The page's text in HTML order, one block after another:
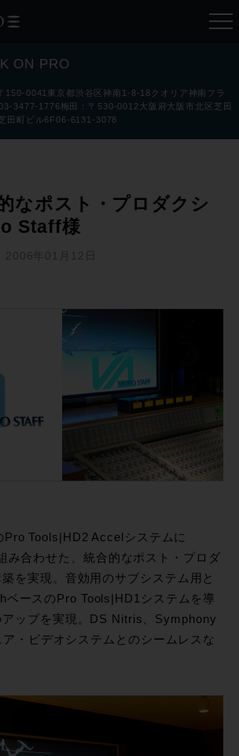
ON PRO
150-0041東京都渋谷区神南1-8-18クオリア神南フラ
3477-1776梅田：〒530-0012大阪府大阪市北区芝田
田町ビル6F06-6131-3078
なポスト・プロダクシ
Staff様
2006年01月12日
Tools|HD2 Accelシステムに
み合わせた、統合的なポスト・プロダ
を実現。音効用のサブシステム用と
ベースのPro Tools|HD1システムを導
アップを実現。DS Nitris、Symphony
・ビデオシステムとのシームレスな